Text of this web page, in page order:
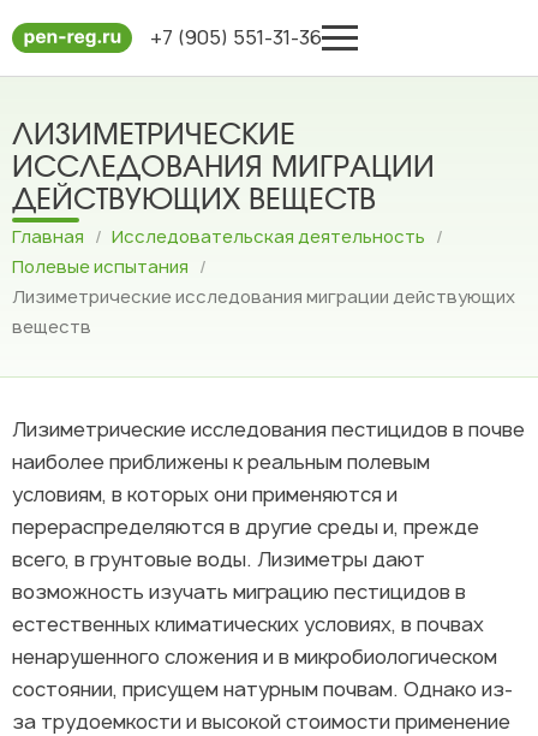
+7 (905) 551-31-36
ЛИЗИМЕТРИЧЕСКИЕ
ИССЛЕДОВАНИЯ МИГРАЦИИ
ДЕЙСТВУЮЩИХ ВЕЩЕСТВ
Главная / Исследовательская деятельность /
Полевые испытания /
Лизиметрические исследования миграции действующих
веществ
Лизиметрические исследования пестицидов в почве
наиболее приближены к реальным полевым
условиям, в которых они применяются и
перераспределяются в другие среды и, прежде
всего, в грунтовые воды. Лизиметры дают
возможность изучать миграцию пестицидов в
естественных климатических условиях, в почвах
ненарушенного сложения и в микробиологическом
состоянии, присущем натурным почвам. Однако из-
за трудоемкости и высокой стоимости применение